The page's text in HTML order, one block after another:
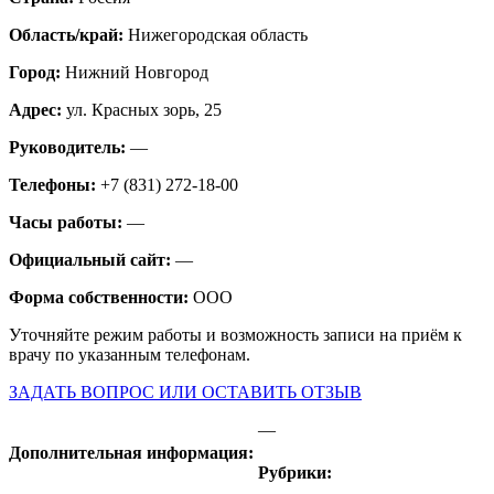
Область/край: Нижегородская область
Город: Нижний Новгород
Адрес: ул. Красных зорь, 25
Руководитель: —
Телефоны: +7 (831) 272-18-00
Часы работы: —
Официальный сайт: —
Форма собственности: ООО
Уточняйте режим работы и возможность записи на приём к
врачу по указанным телефонам.
ЗАДАТЬ ВОПРОС ИЛИ ОСТАВИТЬ ОТЗЫВ
Дополнительная информация:
—
Рубрики: